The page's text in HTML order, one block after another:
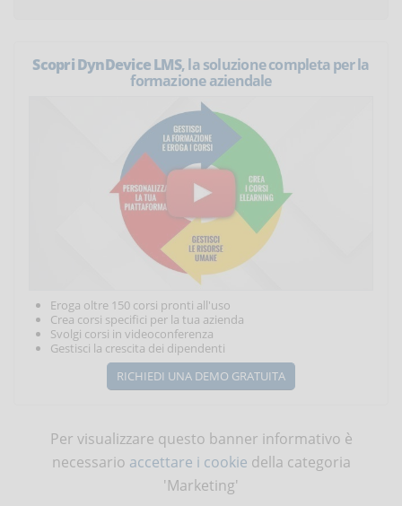
Scopri DynDevice LMS, la soluzione completa per la
formazione aziendale
Eroga oltre 150 corsi pronti all'uso
Crea corsi specifici per la tua azienda
Svolgi corsi in videoconferenza
Gestisci la crescita dei dipendenti
RICHIEDI UNA DEMO GRATUITA
Per visualizzare questo banner informativo è
necessario accettare i cookie della categoria
'Marketing'